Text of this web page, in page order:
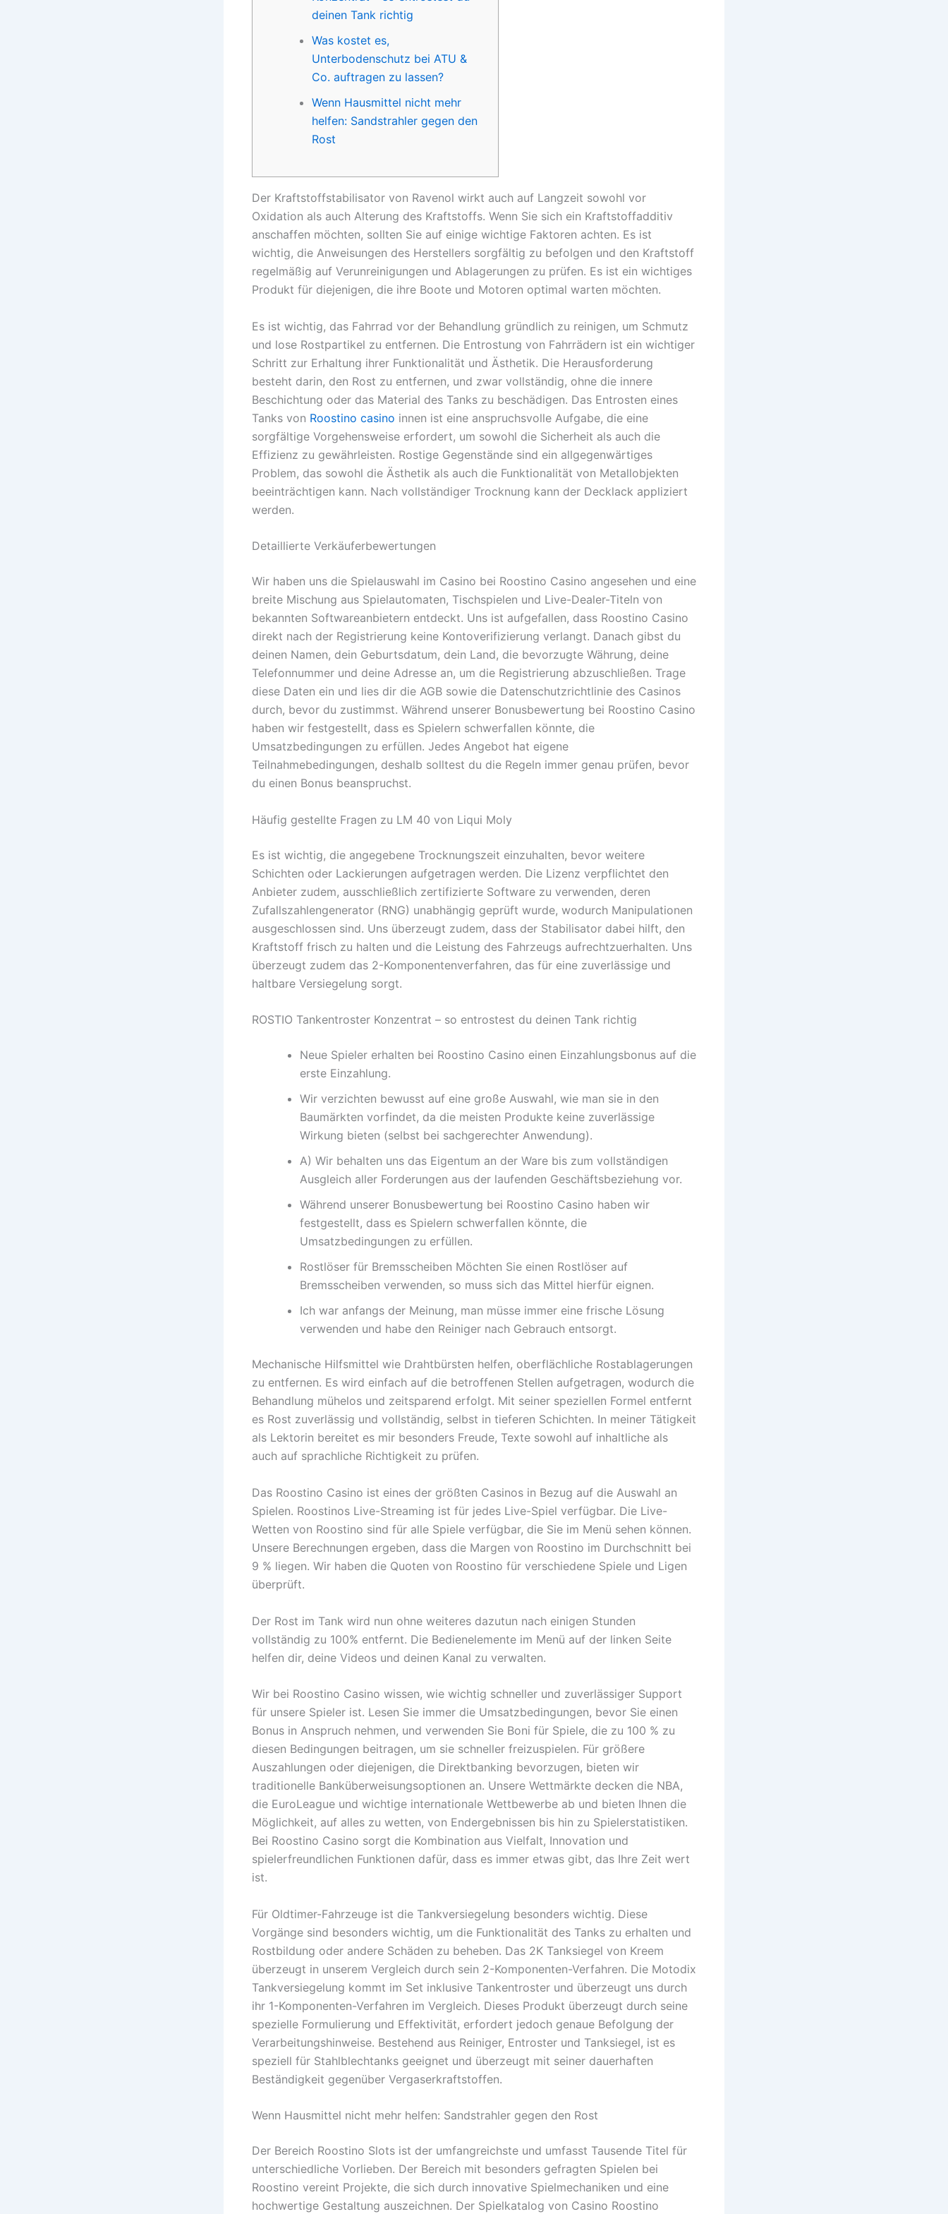
deinen Tank richtig
Was kostet es,
Unterbodenschutz bei ATU &
Co. auftragen zu lassen?
Wenn Hausmittel nicht mehr
helfen: Sandstrahler gegen den
Rost
Der Kraftstoffstabilisator von Ravenol wirkt auch auf Langzeit sowohl vor
Oxidation als auch Alterung des Kraftstoffs. Wenn Sie sich ein Kraftstoffadditiv
anschaffen möchten, sollten Sie auf einige wichtige Faktoren achten. Es ist
wichtig, die Anweisungen des Herstellers sorgfältig zu befolgen und den Kraftstoff
regelmäßig auf Verunreinigungen und Ablagerungen zu prüfen. Es ist ein wichtiges
Produkt für diejenigen, die ihre Boote und Motoren optimal warten möchten.
Es ist wichtig, das Fahrrad vor der Behandlung gründlich zu reinigen, um Schmutz
und lose Rostpartikel zu entfernen. Die Entrostung von Fahrrädern ist ein wichtiger
Schritt zur Erhaltung ihrer Funktionalität und Ästhetik. Die Herausforderung
besteht darin, den Rost zu entfernen, und zwar vollständig, ohne die innere
Beschichtung oder das Material des Tanks zu beschädigen. Das Entrosten eines
Tanks von Roostino casino innen ist eine anspruchsvolle Aufgabe, die eine
sorgfältige Vorgehensweise erfordert, um sowohl die Sicherheit als auch die
Effizienz zu gewährleisten. Rostige Gegenstände sind ein allgegenwärtiges
Problem, das sowohl die Ästhetik als auch die Funktionalität von Metallobjekten
beeinträchtigen kann. Nach vollständiger Trocknung kann der Decklack appliziert
werden.
Detaillierte Verkäuferbewertungen
Wir haben uns die Spielauswahl im Casino bei Roostino Casino angesehen und eine
breite Mischung aus Spielautomaten, Tischspielen und Live-Dealer-Titeln von
bekannten Softwareanbietern entdeckt. Uns ist aufgefallen, dass Roostino Casino
direkt nach der Registrierung keine Kontoverifizierung verlangt. Danach gibst du
deinen Namen, dein Geburtsdatum, dein Land, die bevorzugte Währung, deine
Telefonnummer und deine Adresse an, um die Registrierung abzuschließen. Trage
diese Daten ein und lies dir die AGB sowie die Datenschutzrichtlinie des Casinos
durch, bevor du zustimmst. Während unserer Bonusbewertung bei Roostino Casino
haben wir festgestellt, dass es Spielern schwerfallen könnte, die
Umsatzbedingungen zu erfüllen. Jedes Angebot hat eigene
Teilnahmebedingungen, deshalb solltest du die Regeln immer genau prüfen, bevor
du einen Bonus beanspruchst.
Häufig gestellte Fragen zu LM 40 von Liqui Moly
Es ist wichtig, die angegebene Trocknungszeit einzuhalten, bevor weitere
Schichten oder Lackierungen aufgetragen werden. Die Lizenz verpflichtet den
Anbieter zudem, ausschließlich zertifizierte Software zu verwenden, deren
Zufallszahlengenerator (RNG) unabhängig geprüft wurde, wodurch Manipulationen
ausgeschlossen sind. Uns überzeugt zudem, dass der Stabilisator dabei hilft, den
Kraftstoff frisch zu halten und die Leistung des Fahrzeugs aufrechtzuerhalten. Uns
überzeugt zudem das 2-Komponentenverfahren, das für eine zuverlässige und
haltbare Versiegelung sorgt.
ROSTIO Tankentroster Konzentrat – so entrostest du deinen Tank richtig
Neue Spieler erhalten bei Roostino Casino einen Einzahlungsbonus auf die
erste Einzahlung.
Wir verzichten bewusst auf eine große Auswahl, wie man sie in den
Baumärkten vorfindet, da die meisten Produkte keine zuverlässige
Wirkung bieten (selbst bei sachgerechter Anwendung).
A) Wir behalten uns das Eigentum an der Ware bis zum vollständigen
Ausgleich aller Forderungen aus der laufenden Geschäftsbeziehung vor.
Während unserer Bonusbewertung bei Roostino Casino haben wir
festgestellt, dass es Spielern schwerfallen könnte, die
Umsatzbedingungen zu erfüllen.
Rostlöser für Bremsscheiben Möchten Sie einen Rostlöser auf
Bremsscheiben verwenden, so muss sich das Mittel hierfür eignen.
Ich war anfangs der Meinung, man müsse immer eine frische Lösung
verwenden und habe den Reiniger nach Gebrauch entsorgt.
Mechanische Hilfsmittel wie Drahtbürsten helfen, oberflächliche Rostablagerungen
zu entfernen. Es wird einfach auf die betroffenen Stellen aufgetragen, wodurch die
Behandlung mühelos und zeitsparend erfolgt. Mit seiner speziellen Formel entfernt
es Rost zuverlässig und vollständig, selbst in tieferen Schichten. In meiner Tätigkeit
als Lektorin bereitet es mir besonders Freude, Texte sowohl auf inhaltliche als
auch auf sprachliche Richtigkeit zu prüfen.
Das Roostino Casino ist eines der größten Casinos in Bezug auf die Auswahl an
Spielen. Roostinos Live-Streaming ist für jedes Live-Spiel verfügbar. Die Live-
Wetten von Roostino sind für alle Spiele verfügbar, die Sie im Menü sehen können.
Unsere Berechnungen ergeben, dass die Margen von Roostino im Durchschnitt bei
9 % liegen. Wir haben die Quoten von Roostino für verschiedene Spiele und Ligen
überprüft.
Der Rost im Tank wird nun ohne weiteres dazutun nach einigen Stunden
vollständig zu 100% entfernt. Die Bedienelemente im Menü auf der linken Seite
helfen dir, deine Videos und deinen Kanal zu verwalten.
Wir bei Roostino Casino wissen, wie wichtig schneller und zuverlässiger Support
für unsere Spieler ist. Lesen Sie immer die Umsatzbedingungen, bevor Sie einen
Bonus in Anspruch nehmen, und verwenden Sie Boni für Spiele, die zu 100 % zu
diesen Bedingungen beitragen, um sie schneller freizuspielen. Für größere
Auszahlungen oder diejenigen, die Direktbanking bevorzugen, bieten wir
traditionelle Banküberweisungsoptionen an. Unsere Wettmärkte decken die NBA,
die EuroLeague und wichtige internationale Wettbewerbe ab und bieten Ihnen die
Möglichkeit, auf alles zu wetten, von Endergebnissen bis hin zu Spielerstatistiken.
Bei Roostino Casino sorgt die Kombination aus Vielfalt, Innovation und
spielerfreundlichen Funktionen dafür, dass es immer etwas gibt, das Ihre Zeit wert
ist.
Für Oldtimer-Fahrzeuge ist die Tankversiegelung besonders wichtig. Diese
Vorgänge sind besonders wichtig, um die Funktionalität des Tanks zu erhalten und
Rostbildung oder andere Schäden zu beheben. Das 2K Tanksiegel von Kreem
überzeugt in unserem Vergleich durch sein 2-Komponenten-Verfahren. Die Motodix
Tankversiegelung kommt im Set inklusive Tankentroster und überzeugt uns durch
ihr 1-Komponenten-Verfahren im Vergleich. Dieses Produkt überzeugt durch seine
spezielle Formulierung und Effektivität, erfordert jedoch genaue Befolgung der
Verarbeitungshinweise. Bestehend aus Reiniger, Entroster und Tanksiegel, ist es
speziell für Stahlblechtanks geeignet und überzeugt mit seiner dauerhaften
Beständigkeit gegenüber Vergaserkraftstoffen.
Wenn Hausmittel nicht mehr helfen: Sandstrahler gegen den Rost
Der Bereich Roostino Slots ist der umfangreichste und umfasst Tausende Titel für
unterschiedliche Vorlieben. Der Bereich mit besonders gefragten Spielen bei
Roostino vereint Projekte, die sich durch innovative Spielmechaniken und eine
hochwertige Gestaltung auszeichnen. Der Spielkatalog von Casino Roostino